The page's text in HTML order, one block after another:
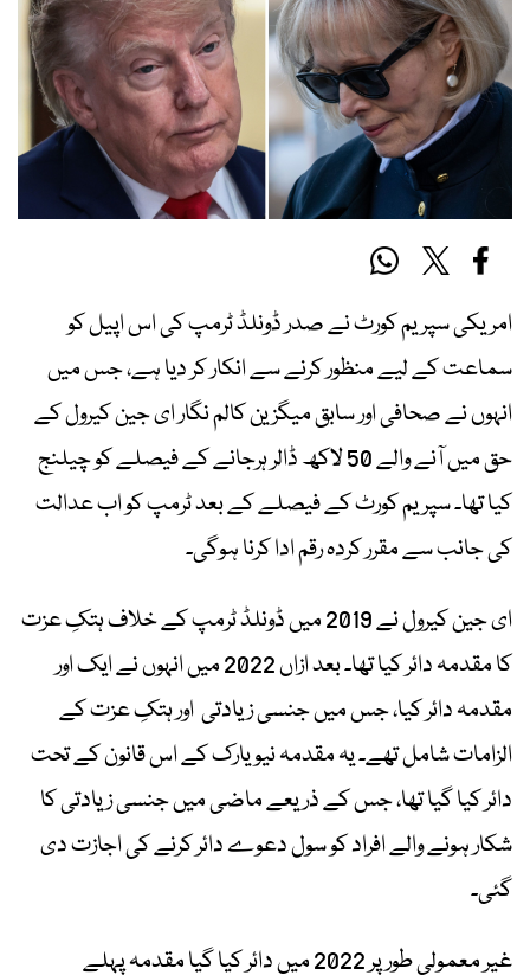
امریکی سپریم کورٹ نے صدر ڈونلڈ ٹرمپ کی اس اپیل کو
سماعت کے لیے منظور کرنے سے انکار کر دیا ہے، جس میں
انہوں نے صحافی اور سابق میگزین کالم نگار ای جین کیرول کے
حق میں آنے والے 50 لاکھ ڈالر ہرجانے کے فیصلے کو چیلنج
کیا تھا۔ سپریم کورٹ کے فیصلے کے بعد ٹرمپ کو اب عدالت
کی جانب سے مقرر کردہ رقم ادا کرنا ہوگی۔
ای جین کیرول نے 2019 میں ڈونلڈ ٹرمپ کے خلاف ہتکِ عزت
کا مقدمہ دائر کیا تھا۔ بعد ازاں 2022 میں انہوں نے ایک اور
مقدمہ دائر کیا، جس میں جنسی زیادتی اور ہتکِ عزت کے
الزامات شامل تھے۔ یہ مقدمہ نیویارک کے اس قانون کے تحت
دائر کیا گیا تھا، جس کے ذریعے ماضی میں جنسی زیادتی کا
شکار ہونے والے افراد کو سول دعوے دائر کرنے کی اجازت دی
گئی۔
غیر معمولی طور پر 2022 میں دائر کیا گیا مقدمہ پہلے